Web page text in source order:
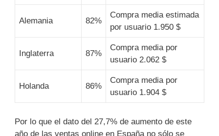
Alemania 82%
Compra media estimada
por usuario 1.950 $
Inglaterra 87%
Compra media por
usuario 2.062 $
Holanda 86%
Compra media por
usuario 1.904 $
Por lo que el dato del 27,7% de aumento de este
año de las ventas online en España no sólo se